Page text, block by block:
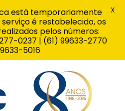
está temporariamente
é restabelecido, os
pelos números:
0237 | (61) 99633-2770
5016
X